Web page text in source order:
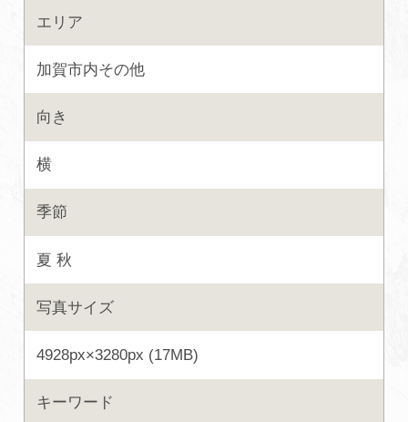
加賀 旅先納税
FAQ
パンフレットダウンロード
写真ダウンロード
よくあるご質問・お問い合わせ
プライバシーポリシー
エリア
加賀市内その他
向き
横
季節
夏 秋
写真サイズ
4928px×3280px (17MB)
キーワード